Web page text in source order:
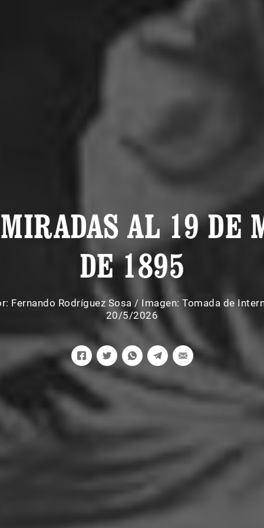
AL 19 DE
DE 1895
Fernando Rodríguez Sosa / Imagen: Tomada de
20/5/2026